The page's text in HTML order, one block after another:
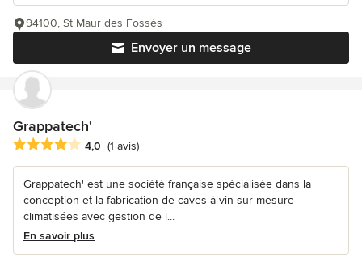
Envoyer un message
94100, St Maur des Fossés
Grappatech'
Note moyenne : 4 étoiles sur 5
4,0 (1 avis)
Grappatech' est une société française spécialisée dans la
conception et la fabrication de caves à vin sur mesure
climatisées avec gestion de l...
En savoir plus